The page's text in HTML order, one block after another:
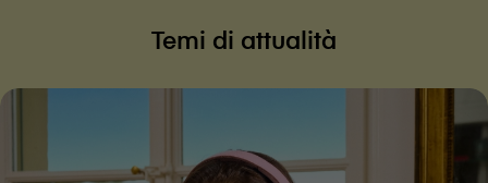
Temi di attualità